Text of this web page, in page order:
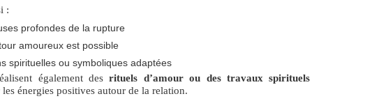
:
profondes de la rupture
amoureux est possible
spirituelles ou symboliques adaptées
également desrituels d’amour ou des travaux spirituels
énergies positives autour de la relation.